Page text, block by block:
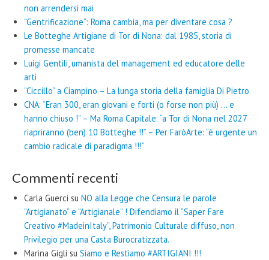
non arrendersi mai
“Gentrificazione”: Roma cambia, ma per diventare cosa ?
Le Botteghe Artigiane di Tor di Nona: dal 1985, storia di
promesse mancate
Luigi Gentili, umanista del management ed educatore delle
arti
“Ciccillo” a Ciampino – La lunga storia della famiglia Di Pietro
CNA: “Eran 300, eran giovani e forti (o forse non più) … e
hanno chiuso !” – Ma Roma Capitale: “a Tor di Nona nel 2027
riapriranno (ben) 10 Botteghe !!” – Per FaròArte: “è urgente un
cambio radicale di paradigma !!!”
Commenti recenti
Carla Guerci su NO alla Legge che Censura le parole
“Artigianato” e “Artigianale” ! Difendiamo il “Saper Fare
Creativo #MadeinItaly”, Patrimonio Culturale diffuso, non
Privilegio per una Casta Burocratizzata.
Marina Gigli su Siamo e Restiamo #ARTIGIANI !!!